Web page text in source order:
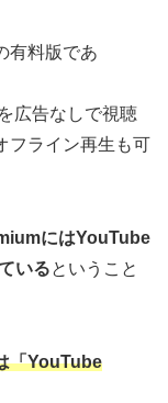
有料版であ
広告なしで視聴
フライン再生も可
にはYouTube
いるということ
「YouTube